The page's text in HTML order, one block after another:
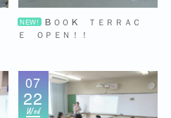
NEW! ＢＯＯＫ ＴＥＲＲＡＣ
Ｅ ＯＰＥＮ！！
07
22
Wed